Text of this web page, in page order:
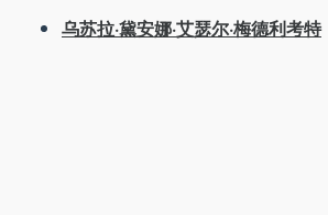
乌苏拉·黛安娜·艾瑟尔·梅德利考特